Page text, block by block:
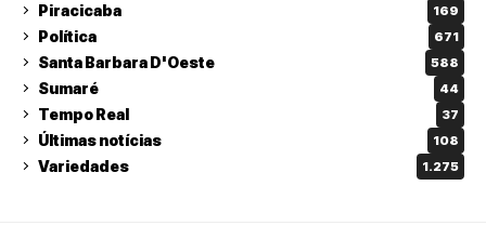
Piracicaba 169
Política 671
Santa Barbara D'Oeste 588
Sumaré 44
Tempo Real 37
Últimas notícias 108
Variedades 1.275